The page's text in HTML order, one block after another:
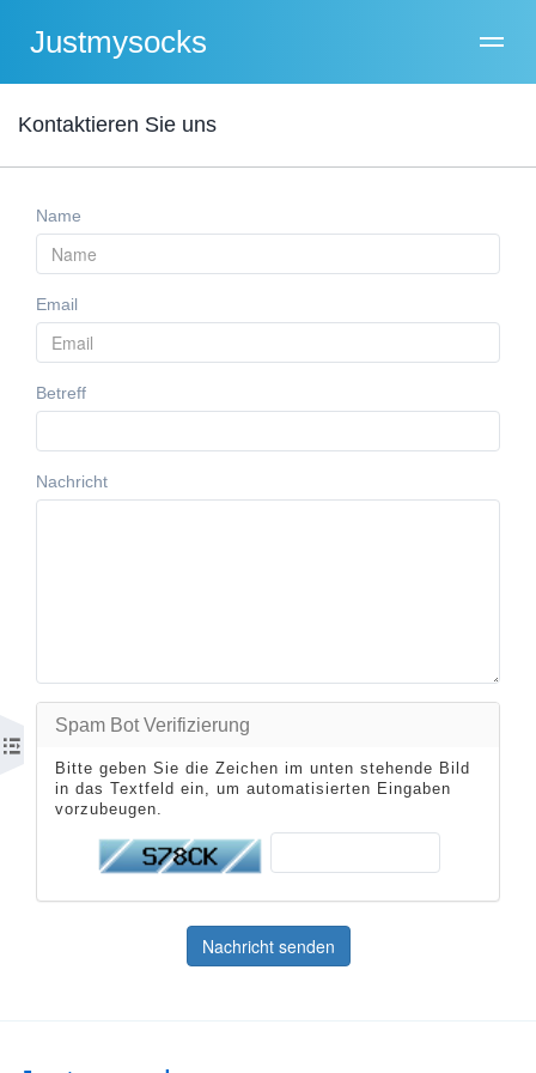
Justmysocks
Kontaktieren Sie uns
Name
Email
Betreff
Nachricht
Spam Bot Verifizierung
Bitte geben Sie die Zeichen im unten stehende Bild
in das Textfeld ein, um automatisierten Eingaben
vorzubeugen.
Nachricht senden